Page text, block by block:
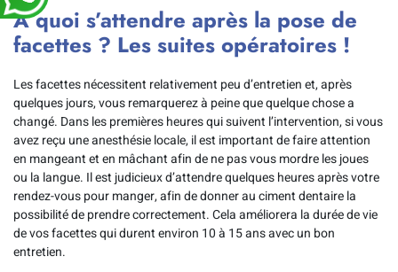
À quoi s’attendre après la pose de
facettes ? Les suites opératoires !
Les facettes nécessitent relativement peu d’entretien et, après
quelques jours, vous remarquerez à peine que quelque chose a
changé. Dans les premières heures qui suivent l’intervention, si vous
avez reçu une anesthésie locale, il est important de faire attention
en mangeant et en mâchant afin de ne pas vous mordre les joues
ou la langue. Il est judicieux d’attendre quelques heures après votre
rendez-vous pour manger, afin de donner au ciment dentaire la
possibilité de prendre correctement. Cela améliorera la durée de vie
de vos facettes qui durent environ 10 à 15 ans avec un bon
entretien.